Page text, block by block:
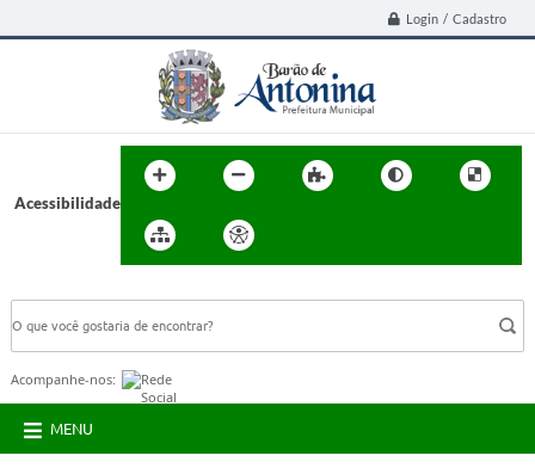
Login / Cadastro
Acessibilidade
Acompanhe-nos:
MENU